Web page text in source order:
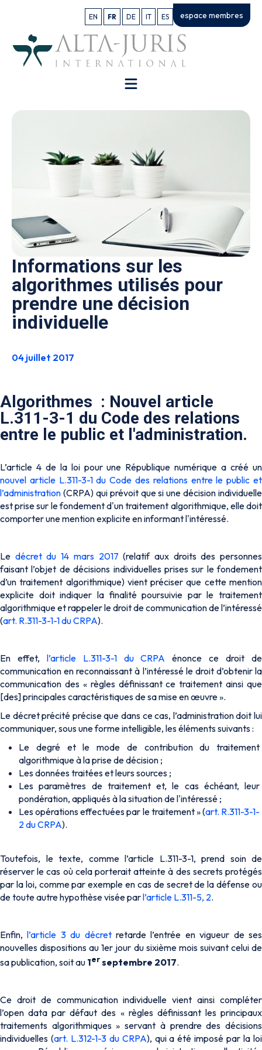
EN FR DE IT ES espace membres
Informations sur les
algorithmes utilisés pour
prendre une décision
individuelle
04 juillet 2017
Algorithmes : Nouvel article
L.311-3-1 du Code des relations
entre le public et l'administration.
L’article 4 de la loi pour une République numérique a créé un
nouvel article L.311-3-1 du Code des relations entre le public et
l’administration (CRPA) qui prévoit que si une décision individuelle
est prise sur le fondement d'un traitement algorithmique, elle doit
comporter une mention explicite en informant l'intéressé.
Le décret du 14 mars 2017 (relatif aux droits des personnes
faisant l’objet de décisions individuelles prises sur le fondement
d’un traitement algorithmique) vient préciser que cette mention
explicite doit indiquer la finalité poursuivie par le traitement
algorithmique et rappeler le droit de communication de l’intéressé
(art. R.311-3-1-1 du CRPA).
En effet, l’article L.311-3-1 du CRPA énonce ce droit de
communication en reconnaissant à l’intéressé le droit d’obtenir la
communication des « règles définissant ce traitement ainsi que
[des] principales caractéristiques de sa mise en œuvre ».
Le décret précité précise que dans ce cas, l’administration doit lui
communiquer, sous une forme intelligible, les éléments suivants :
Le degré et le mode de contribution du traitement
algorithmique à la prise de décision ;
Les données traitées et leurs sources ;
Les paramètres de traitement et, le cas échéant, leur
pondération, appliqués à la situation de l'intéressé ;
Les opérations effectuées par le traitement » (art. R.311-3-1-
2 du CRPA).
Toutefois, le texte, comme l’article L.311-3-1, prend soin de
réserver le cas où cela porterait atteinte à des secrets protégés
par la loi, comme par exemple en cas de secret de la défense ou
de toute autre hypothèse visée parl’article L.311-5, 2.
Enfin,l’article 3 du décretretarde l’entrée en vigueur de ses
nouvelles dispositions au 1er jour du sixième mois suivant celui de
sa publication, soit au 1erseptembre 2017.
Ce droit de communication individuelle vient ainsi compléter
l’open data par défaut des « règles définissant les principaux
traitements algorithmiques » servant à prendre des décisions
individuelles (art. L.312-1-3 du CRPA), qui a été imposé par la loi